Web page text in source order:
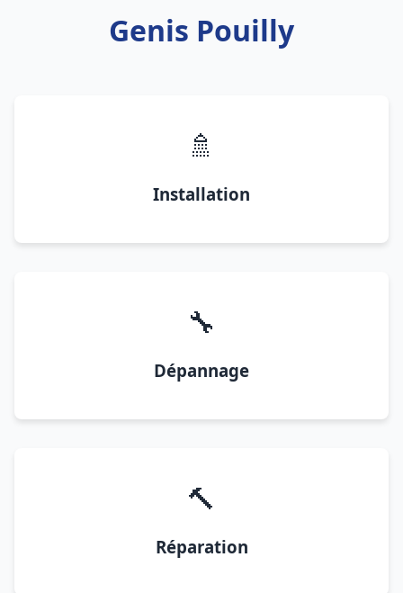
Genis Pouilly
🚿
Installation
🔧
Dépannage
🔨
Réparation